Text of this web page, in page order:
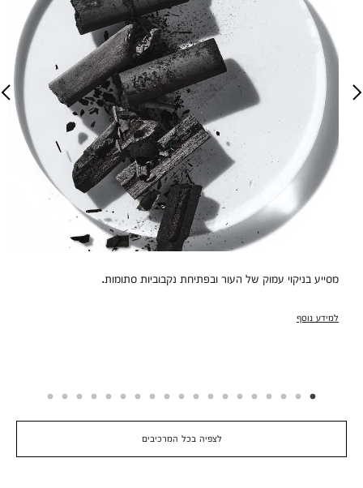
מסייע בניקוי עמוק של העור ובפתיחת נקבוביות סתומות.
למידע נוסף
לצפיה בכל המרכיבים